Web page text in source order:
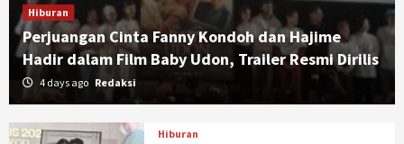
Hiburan
Perjuangan Cinta Fanny Kondoh dan Hajime
Hadir dalam Film Baby Udon, Trailer Resmi Dirilis
4 days ago Redaksi
Hiburan